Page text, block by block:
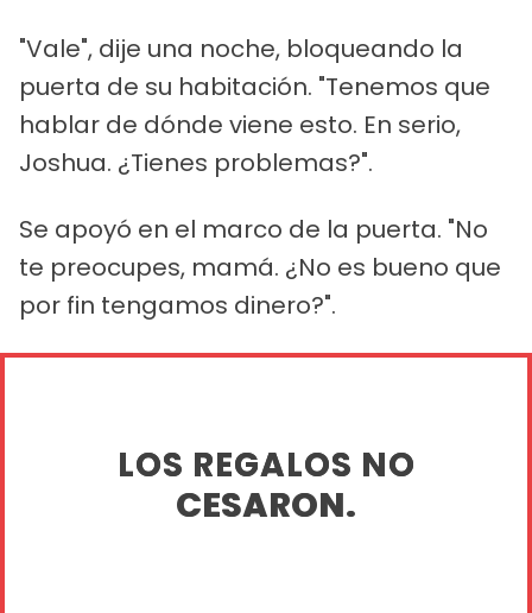
"Vale", dije una noche, bloqueando la
puerta de su habitación. "Tenemos que
hablar de dónde viene esto. En serio,
Joshua. ¿Tienes problemas?".
Se apoyó en el marco de la puerta. "No
te preocupes, mamá. ¿No es bueno que
por fin tengamos dinero?".
LOS REGALOS NO
CESARON.